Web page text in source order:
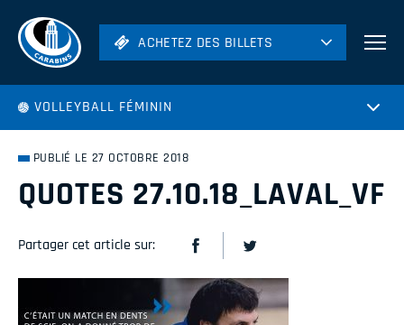
ACHETEZ DES BILLETS
Hockey
ACHETEZ DES BILLETS
VOLLEYBALL FÉMININ
PUBLIÉ LE 27 OCTOBRE 2018
QUOTES 27.10.18_LAVAL_VF
Partager cet article sur: